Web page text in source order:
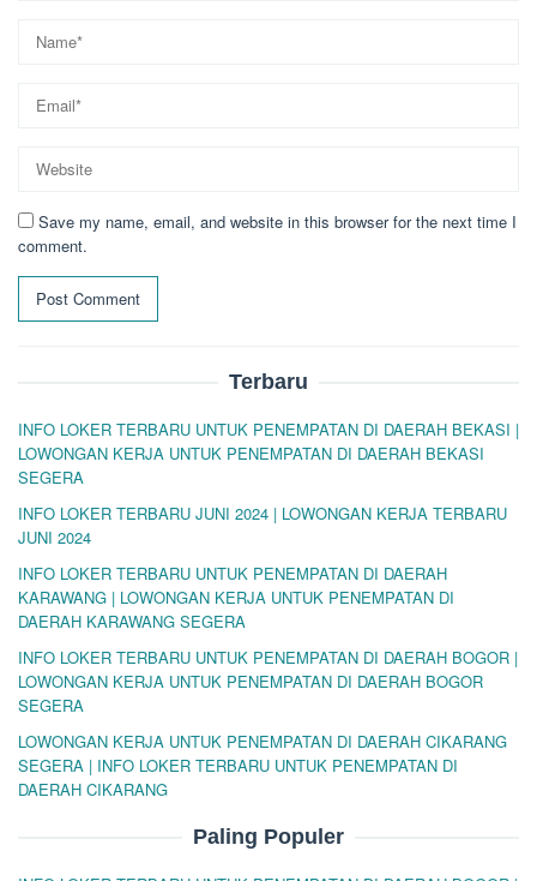
Save my name, email, and website in this browser for the next time I
comment.
Terbaru
INFO LOKER TERBARU UNTUK PENEMPATAN DI DAERAH BEKASI |
LOWONGAN KERJA UNTUK PENEMPATAN DI DAERAH BEKASI
SEGERA
INFO LOKER TERBARU JUNI 2024 | LOWONGAN KERJA TERBARU
JUNI 2024
INFO LOKER TERBARU UNTUK PENEMPATAN DI DAERAH
KARAWANG | LOWONGAN KERJA UNTUK PENEMPATAN DI
DAERAH KARAWANG SEGERA
INFO LOKER TERBARU UNTUK PENEMPATAN DI DAERAH BOGOR |
LOWONGAN KERJA UNTUK PENEMPATAN DI DAERAH BOGOR
SEGERA
LOWONGAN KERJA UNTUK PENEMPATAN DI DAERAH CIKARANG
SEGERA | INFO LOKER TERBARU UNTUK PENEMPATAN DI
DAERAH CIKARANG
Paling Populer